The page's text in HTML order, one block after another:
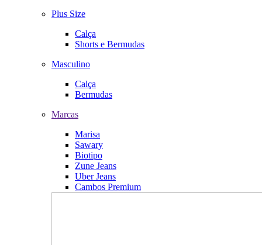
Plus Size
Calça
Shorts e Bermudas
Masculino
Calça
Bermudas
Marcas
Marisa
Sawary
Biotipo
Zune Jeans
Uber Jeans
Cambos Premium